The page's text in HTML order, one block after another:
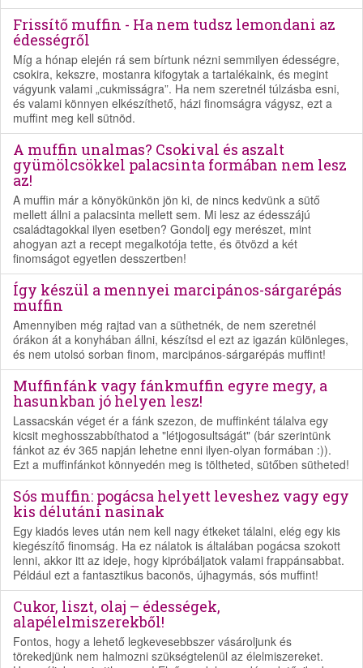
Frissítő muffin - Ha nem tudsz lemondani az
édességről
Míg a hónap elején rá sem bírtunk nézni semmilyen édességre,
csokira, kekszre, mostanra kifogytak a tartalékaink, és megint
vágyunk valami „cukmisságra”. Ha nem szeretnél túlzásba esni,
és valami könnyen elkészíthető, házi finomságra vágysz, ezt a
muffint meg kell sütnöd.
A muffin unalmas? Csokival és aszalt
gyümölcsökkel palacsinta formában nem lesz
az!
A muffin már a könyökünkön jön ki, de nincs kedvünk a sütő
mellett állni a palacsinta mellett sem. Mi lesz az édesszájú
családtagokkal ilyen esetben? Gondolj egy merészet, mint
ahogyan azt a recept megalkotója tette, és ötvözd a két
finomságot egyetlen desszertben!
Így készül a mennyei marcipános-sárgarépás
muffin
Amennyiben még rajtad van a süthetnék, de nem szeretnél
órákon át a konyhában állni, készítsd el ezt az igazán különleges,
és nem utolsó sorban finom, marcipános-sárgarépás muffint!
Muffinfánk vagy fánkmuffin egyre megy, a
hasunkban jó helyen lesz!
Lassacskán véget ér a fánk szezon, de muffinként tálalva egy
kicsit meghosszabbíthatod a "létjogosultságát" (bár szerintünk
fánkot az év 365 napján lehetne enni ilyen-olyan formában :)).
Ezt a muffinfánkot könnyedén meg is töltheted, sütőben sütheted!
Sós muffin: pogácsa helyett leveshez vagy egy
kis délutáni nasinak
Egy kiadós leves után nem kell nagy étkeket tálalni, elég egy kis
kiegészítő finomság. Ha ez nálatok is általában pogácsa szokott
lenni, akkor itt az ideje, hogy kipróbáljatok valami frappánsabbat.
Például ezt a fantasztikus baconös, újhagymás, sós muffint!
Cukor, liszt, olaj – édességek,
alapélelmiszerekből!
Fontos, hogy a lehető legkevesebbszer vásároljunk és
törekedjünk nem halmozni szükségtelenül az élelmiszereket.